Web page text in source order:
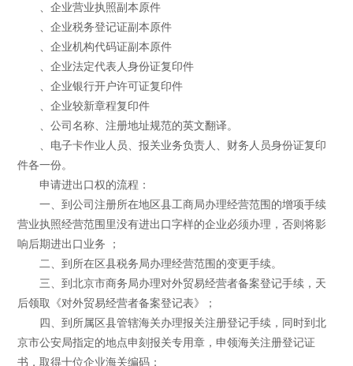
、企业营业执照副本原件
、企业税务登记证副本原件
、企业机构代码证副本原件
、企业法定代表人身份证复印件
、企业银行开户许可证复印件
、企业较新章程复印件
、公司名称、注册地址规范的英文翻译。
、电子卡作业人员、报关业务负责人、财务人员身份证复印
件各一份。
申请进出口权的流程：
一、到公司注册所在地区县工商局办理经营范围的增项手续
营业执照经营范围里没有进出口字样的企业必须办理，否则将影
响后期进出口业务 ；
二、到所在区县税务局办理经营范围的变更手续。
三、到北京市商务局办理对外贸易经营者备案登记手续，天
后领取《对外贸易经营者备案登记表》；
四、到所属区县管辖海关办理报关注册登记手续，同时到北
京市公安局指定的地点申刻报关专用章，申领海关注册登记证
书，取得十位企业海关编码；